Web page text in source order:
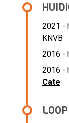
2021 -
KNVB
2016 -
2016 -
Cate